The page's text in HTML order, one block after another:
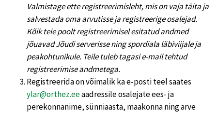
Valmistage ette registreerimisleht, mis on vaja täita ja
salvestada oma arvutisse ja registreerige osalejad.
Kõik teie poolt registreerimisel esitatud andmed
jõuavad Jõudi serverisse ning spordiala läbiviijale ja
peakohtunikule. Teile tuleb tagasi e-mail tehtud
registreerimise andmetega.
Registreerida on võimalik ka e-posti teel saates
ylar@orthez.eeaadressile osalejate ees- ja
perekonnanime, sünniaasta, maakonna ning arve